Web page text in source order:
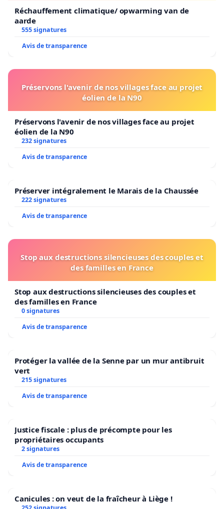
verkoop. De Vervierse rijsttaart koelen berooft haar
smaak, neemt haar unieke karakter weg en meteen
Hygiëne is nodig. Dat wordt hier ook niet in vraag
verdwijning van het cultureel gastronomisch erfgoed
en de standaardisering van onze voeding. Bescherm de
unieke artisanale en familiale voedselproductie in
België.
Slow Food International heeft, in het kader van de
van de Smaak, alvast een dossier geopend om de taart
te beschermen."
Kontakt : Tom Smeets - Hoofdzitter -
tom.earthwalker@gmail.com
Réchauffement climatique/ opwarming van de
aarde
555 signatures
Avis de transparence
Préservons l'avenir de nos villages face au projet
éolien de la N90
Préservons l'avenir de nos villages face au projet
éolien de la N90
232 signatures
Avis de transparence
Préserver intégralement le Marais de la Chaussée
222 signatures
Avis de transparence
Stop aux destructions silencieuses des couples et
des familles en France
Stop aux destructions silencieuses des couples et
des familles en France
0 signatures
Avis de transparence
Protéger la vallée de la Senne par un mur antibruit
vert
215 signatures
Avis de transparence
Justice fiscale : plus de précompte pour les
propriétaires occupants
2 signatures
Avis de transparence
Canicules : on veut de la fraîcheur à Liège !